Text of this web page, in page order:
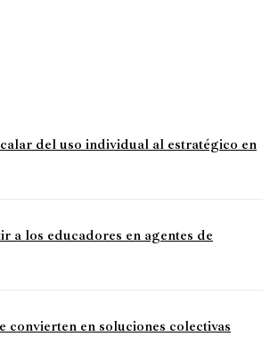
del uso individual al estratégico en
a los educadores en agentes de
convierten en soluciones colectivas